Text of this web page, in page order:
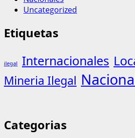
Uncategorized
Etiquetas
ilegal Internacionales
Mineria Ilegal
Categorias